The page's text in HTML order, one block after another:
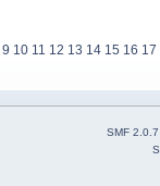
9 10 11 12 13 14 15 16 17
SMF 2.0.7